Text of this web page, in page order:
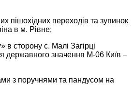
пішохідних переходів та зупинок
в м. Рівне;
сторону с. Малі Загірці
державного значення М-06 Київ –
з поручнями та пандусом на